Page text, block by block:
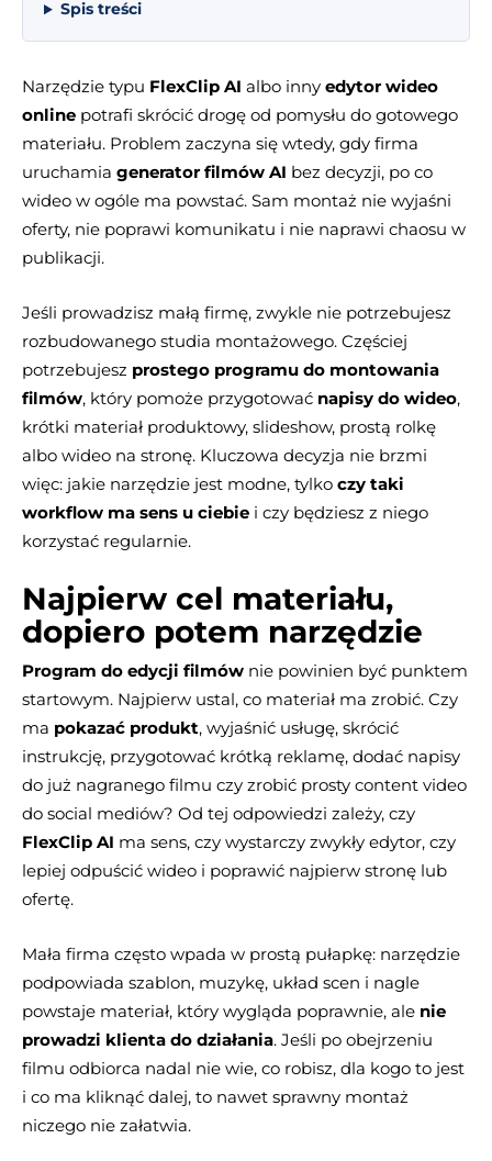
Spis treści
Narzędzie typu FlexClip AI albo inny edytor wideo
online potrafi skrócić drogę od pomysłu do gotowego
materiału. Problem zaczyna się wtedy, gdy firma
uruchamia generator filmów AI bez decyzji, po co
wideo w ogóle ma powstać. Sam montaż nie wyjaśni
oferty, nie poprawi komunikatu i nie naprawi chaosu w
publikacji.
Jeśli prowadzisz małą firmę, zwykle nie potrzebujesz
rozbudowanego studia montażowego. Częściej
potrzebujesz prostego programu do montowania
filmów, który pomoże przygotować napisy do wideo,
krótki materiał produktowy, slideshow, prostą rolkę
albo wideo na stronę. Kluczowa decyzja nie brzmi
więc: jakie narzędzie jest modne, tylko czy taki
workflow ma sens u ciebie i czy będziesz z niego
korzystać regularnie.
Najpierw cel materiału,
dopiero potem narzędzie
Program do edycji filmów nie powinien być punktem
startowym. Najpierw ustal, co materiał ma zrobić. Czy
ma pokazać produkt, wyjaśnić usługę, skrócić
instrukcję, przygotować krótką reklamę, dodać napisy
do już nagranego filmu czy zrobić prosty content video
do social mediów? Od tej odpowiedzi zależy, czy
FlexClip AI ma sens, czy wystarczy zwykły edytor, czy
lepiej odpuścić wideo i poprawić najpierw stronę lub
ofertę.
Mała firma często wpada w prostą pułapkę: narzędzie
podpowiada szablon, muzykę, układ scen i nagle
powstaje materiał, który wygląda poprawnie, ale nie
prowadzi klienta do działania. Jeśli po obejrzeniu
filmu odbiorca nadal nie wie, co robisz, dla kogo to jest
i co ma kliknąć dalej, to nawet sprawny montaż
niczego nie załatwia.